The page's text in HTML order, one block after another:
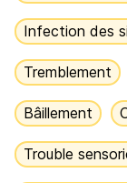
Infection des
Tremblement
Bâillement
Trouble